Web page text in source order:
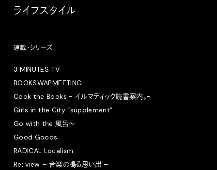
ライフスタイル
連載・シリーズ
3 MINUTES TV
BOOKSWAPMEETING
Cook the Books - イルマティック読書案内。-
Girls in the City “supplement”
Go with the 風呂〜
Good Goods
RADICAL Localism
Re: view – 音楽の鳴る思い出 –